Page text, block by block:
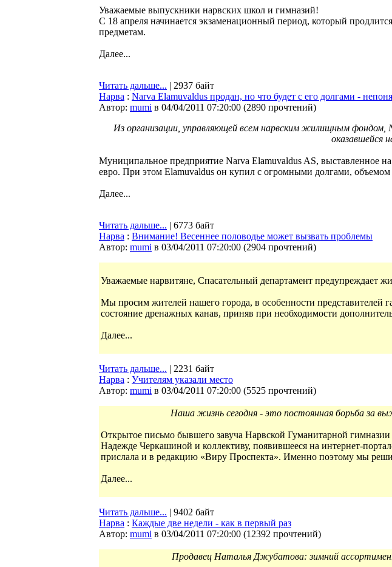
Уважаемые выпускники нарвских школ и гимназий!
С 18 апреля начинается экзаменационный период, который
предметам.
Далее...
Читать дальше... | 2937 байт
Нарва : Narva Elamuvaldus продан, но что будет с его долгами -
Автор: mumi в 04/04/2011 07:20:00 (2890 прочтений)
Из организации, управляющей всем нарвским жилищным фондом,
оказавшейся
Муниципальное предприятие Narva Elamuvaldus AS, выставленное
евро. При этом Elamuvaldus он купил с огромными долгами,
Далее...
Читать дальше... | 6773 байт
Нарва : Внимание! Весеннее половодье может вызвать проблемы
Автор: mumi в 03/04/2011 07:20:00 (2904 прочтений)
Уважаемые нарвитяне, Спасательный департамент предупреждает
Мы просим жителей нашего города, в особенности представителей
состояние дренажных канав, приняв при необходимости
Далее...
Читать дальше... | 2231 байт
Нарва : Учителям указали место
Автор: mumi в 03/04/2011 07:20:00 (5525 прочтений)
Наша жизнь сегодня - это постоянная борьба за
Открытое письмо бывшего завуча Нарвской Гуманитарной
Надежде Черкашиной и коллективу, появившееся на интернет-
прислала и в редакцию «Виру Проспекта». Именно поэтому мы
Далее...
Читать дальше... | 9402 байт
Нарва : Каждые две недели - как в первый раз
Автор: mumi в 03/04/2011 07:20:00 (12392 прочтений)
Продавец Наталья Джубатова: зимний